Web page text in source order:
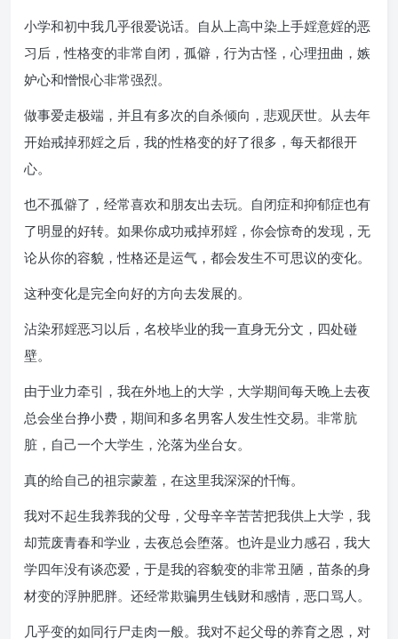
小学和初中我几乎很爱说话。自从上高中染上手婬意婬的恶
习后，性格变的非常自闭，孤僻，行为古怪，心理扭曲，嫉
妒心和憎恨心非常强烈。
做事爱走极端，并且有多次的自杀倾向，悲观厌世。从去年
开始戒掉邪婬之后，我的性格变的好了很多，每天都很开
心。
也不孤僻了，经常喜欢和朋友出去玩。自闭症和抑郁症也有
了明显的好转。如果你成功戒掉邪婬，你会惊奇的发现，无
论从你的容貌，性格还是运气，都会发生不可思议的变化。
这种变化是完全向好的方向去发展的。
沾染邪婬恶习以后，名校毕业的我一直身无分文，四处碰
壁。
由于业力牵引，我在外地上的大学，大学期间每天晚上去夜
总会坐台挣小费，期间和多名男客人发生性交易。非常肮
脏，自己一个大学生，沦落为坐台女。
真的给自己的祖宗蒙羞，在这里我深深的忏悔。
我对不起生我养我的父母，父母辛辛苦苦把我供上大学，我
却荒废青春和学业，去夜总会堕落。也许是业力感召，我大
学四年没有谈恋爱，于是我的容貌变的非常丑陋，苗条的身
材变的浮肿肥胖。还经常欺骗男生钱财和感情，恶口骂人。
几乎变的如同行尸走肉一般。我对不起父母的养育之恩，对